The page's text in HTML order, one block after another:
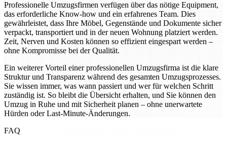
Professionelle Umzugsfirmen verfügen über das nötige Equipment,
das erforderliche Know-how und ein erfahrenes Team. Dies
gewährleistet, dass Ihre Möbel, Gegenstände und Dokumente sicher
verpackt, transportiert und in der neuen Wohnung platziert werden.
Zeit, Nerven und Kosten können so effizient eingespart werden –
ohne Kompromisse bei der Qualität.
Ein weiterer Vorteil einer professionellen Umzugsfirma ist die klare
Struktur und Transparenz während des gesamten Umzugsprozesses.
Sie wissen immer, was wann passiert und wer für welchen Schritt
zuständig ist. So bleibt die Übersicht erhalten, und Sie können den
Umzug in Ruhe und mit Sicherheit planen – ohne unerwartete
Hürden oder Last-Minute-Änderungen.
FAQ